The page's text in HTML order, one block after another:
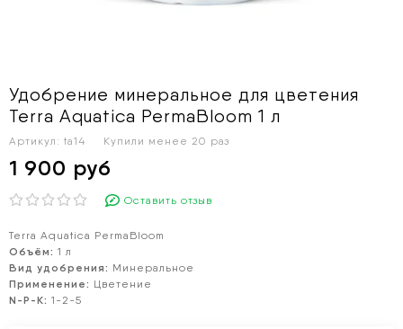
Удобрение минеральное для цветения
Terra Aquatica PermaBloom 1 л
Артикул: ta14 Купили менее 20 раз
1 900 руб
Оставить отзыв
Terra Aquatica PermaBloom
Объём: 1 л
Вид удобрения: Минеральное
Применение: Цветение
N-P-K: 1-2-5